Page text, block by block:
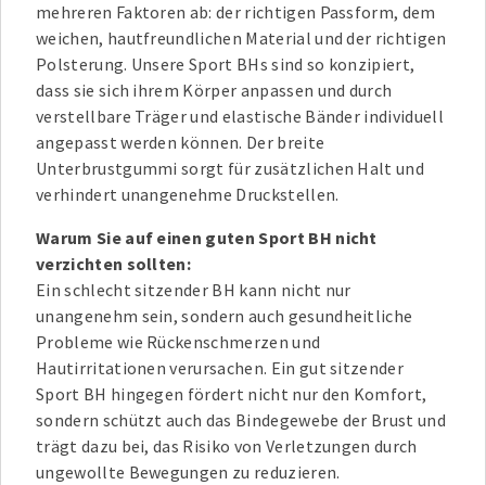
mehreren Faktoren ab: der richtigen Passform, dem
weichen, hautfreundlichen Material und der richtigen
Polsterung. Unsere Sport BHs sind so konzipiert,
dass sie sich ihrem Körper anpassen und durch
verstellbare Träger und elastische Bänder individuell
angepasst werden können. Der breite
Unterbrustgummi sorgt für zusätzlichen Halt und
verhindert unangenehme Druckstellen.
Warum Sie auf einen guten Sport BH nicht
verzichten sollten:
Ein schlecht sitzender BH kann nicht nur
unangenehm sein, sondern auch gesundheitliche
Probleme wie Rückenschmerzen und
Hautirritationen verursachen. Ein gut sitzender
Sport BH hingegen fördert nicht nur den Komfort,
sondern schützt auch das Bindegewebe der Brust und
trägt dazu bei, das Risiko von Verletzungen durch
ungewollte Bewegungen zu reduzieren.